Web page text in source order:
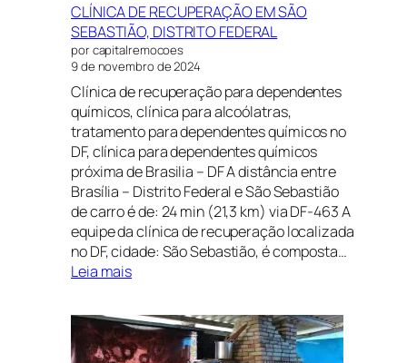
CLÍNICA DE RECUPERAÇÃO EM SÃO
SEBASTIÃO, DISTRITO FEDERAL
por capitalremocoes
9 de novembro de 2024
Clínica de recuperação para dependentes
químicos, clínica para alcoólatras,
tratamento para dependentes químicos no
DF, clínica para dependentes químicos
próxima de Brasilia – DF A distância entre
Brasília – Distrito Federal e São Sebastião
de carro é de: 24 min (21,3 km) via DF-463 A
equipe da clínica de recuperação localizada
no DF, cidade: São Sebastião, é composta…
Leia mais:
DE
RECUPERAÇÃO
EM